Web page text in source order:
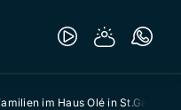
im Haus Olé in St.Gallen